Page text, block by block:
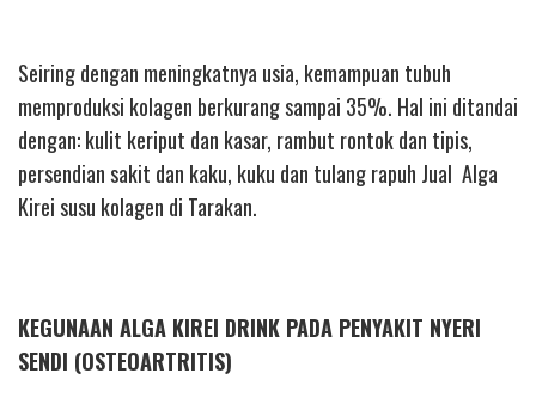
Seiring dengan meningkatnya usia, kemampuan tubuh
memproduksi kolagen berkurang sampai 35%. Hal ini ditandai
dengan: kulit keriput dan kasar, rambut rontok dan tipis,
persendian sakit dan kaku, kuku dan tulang rapuh Jual Alga
Kirei susu kolagen di Tarakan.
KEGUNAAN ALGA KIREI DRINK PADA PENYAKIT NYERI
SENDI (OSTEOARTRITIS)